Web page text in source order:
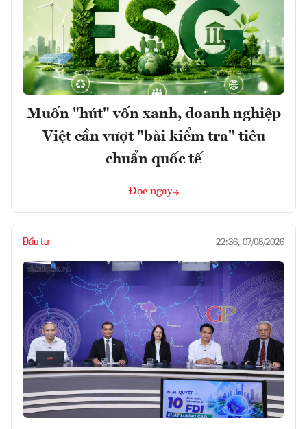
Muốn "hút" vốn xanh, doanh nghiệp
Việt cần vượt "bài kiểm tra" tiêu
chuẩn quốc tế
Đọc ngay
Đầu tư 22:36, 07/08/2026